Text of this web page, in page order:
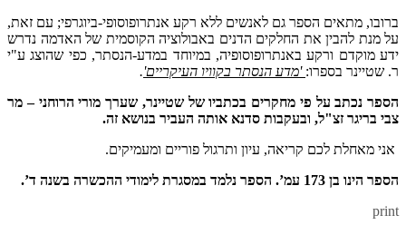
ברובו, מתאים הספר גם לאנשים ללא רקע אנתרופוסופי-ביוגרפי; עם זאת,
על מנת להבין את החלקים הדנים באבולוציה הקוסמית של האדמה נדרש
ידע מוקדם ורקע באנתרופוסופיה, במיוחד במדע-הנסתר, כפי שהוצג ע"י
ר. שטיינר בספרו: 'מדע הנסתר בקוויו העיקריים'.
הספר נכתב על פי מחקרים בכתביו של שטיינר, שערך מורי הרוחני – מר
צבי בריגר זצ"ל, ובעקבות סדנא אותה העביר בנושא זה.
אני מאחלת לכם קריאה, עיון ותרגול פוריים ומעמיקים.
הספר הינו בן 173 עמ’. הספר נלמד במסגרת לימודי ההכשרה בשנה ד’.
print